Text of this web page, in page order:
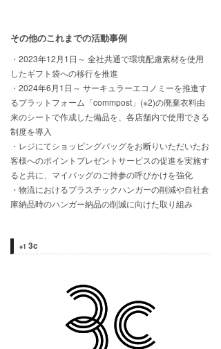
その他のこれまでの活動事例
・2023年12月1日～ 全社共通で環境配慮素材を使用
したギフト袋への移行を推進
・2024年6月1日～ サーキュラーエコノミーを推進す
るプラットフォーム「commpost」(※2)の廃棄衣料由
来のシートで作成した備品を、各店舗内で使用できる
制度を導入
・レジにてショッピングバッグをお断りいただいたお
客様へのポイントプレゼントサービスの促進を実施す
ると共に、マイバッグのご持参の呼びかけを強化
・物流におけるプラスチックハンガーの削減や自社倉
庫納品時のハンガー納品の削減に向けた取り組み
※1 3c